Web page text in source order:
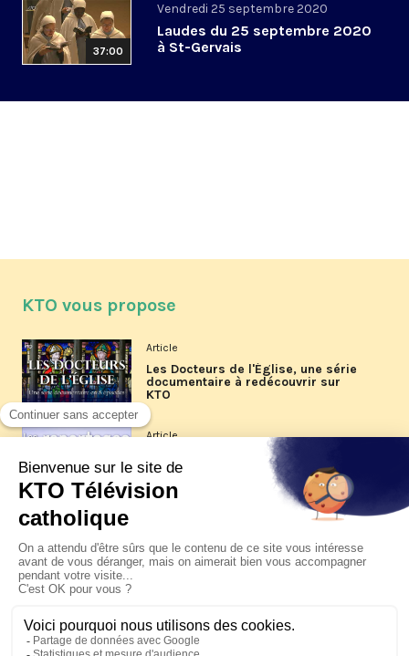
37:00
Vendredi 25 septembre 2020
Laudes du 25 septembre 2020
à St-Gervais
KTO vous propose
Article
Les Docteurs de l'Église, une série
documentaire à redécouvrir sur
KTO
Article
Les reportages d'été 2026 de KTO
La visite pastorale du pape Léon
XIV à Assise à suivre sur KTO le
jeudi 6 août
Le pape en Uruguay, Argentine et
Pérou du 6 au 17 novembre 2026